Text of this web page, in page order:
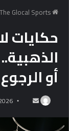
The Glocal Sports
حكايات
أو